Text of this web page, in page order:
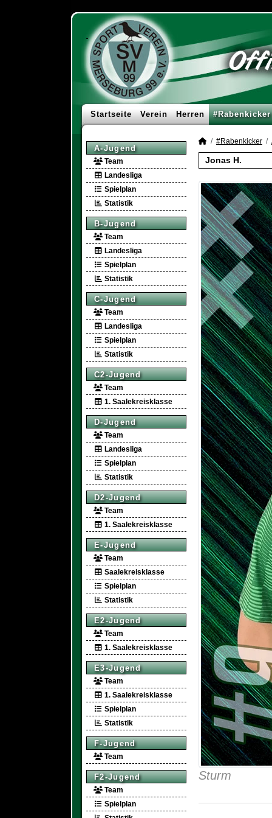
Startseite Verein Herren #Rabenkicker
A-Jugend
Team
Landesliga
Spielplan
Statistik
B-Jugend
Team
Landesliga
Spielplan
Statistik
C-Jugend
Team
Landesliga
Spielplan
Statistik
C2-Jugend
Team
1. Saalekreisklasse
D-Jugend
Team
Landesliga
Spielplan
Statistik
D2-Jugend
Team
1. Saalekreisklasse
E-Jugend
Team
Saalekreisklasse
Spielplan
Statistik
E2-Jugend
Team
1. Saalekreisklasse
E3-Jugend
Team
1. Saalekreisklasse
Spielplan
Statistik
F-Jugend
Team
F2-Jugend
Team
Spielplan
#Rabenkicker
Jonas H.
Sturm